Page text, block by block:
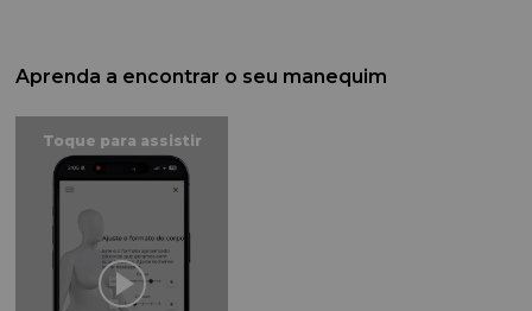
Aprenda a encontrar o seu manequim